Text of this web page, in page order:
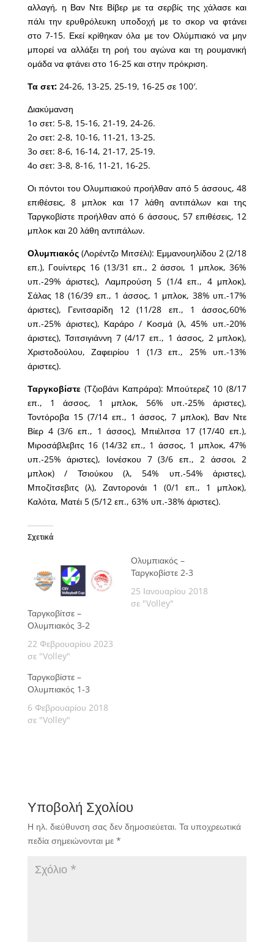
αλλαγή, η Βαν Ντε Βίβερ με τα σερβίς της χάλασε και
πάλι την ερυθρόλευκη υποδοχή με το σκορ να φτάνει
στο 7-15. Εκεί κρίθηκαν όλα με τον Ολύμπιακό να μην
μπορεί να αλλάξει τη ροή του αγώνα και τη ρουμανική
ομάδα να φτάνει στο 16-25 και στην πρόκριση.
Τα σετ:24-26, 13-25, 25-19, 16-25 σε 100′.
Διακύμανση
1ο σετ: 5-8, 15-16, 21-19, 24-26.
2ο σετ: 2-8, 10-16, 11-21, 13-25.
3ο σετ: 8-6, 16-14, 21-17, 25-19.
4ο σετ: 3-8, 8-16, 11-21, 16-25.
Οι πόντοι του Ολυμπιακού προήλθαν από 5 άσσους, 48
επιθέσεις, 8 μπλοκ και 17 λάθη αντιπάλων και της
Ταργκοβίστε προήλθαν από 6 άσσους, 57 επιθέσεις, 12
μπλοκ και 20 λάθη αντιπάλων.
Ολυμπιακός(Λορέντζο Μιτσέλι): Εμμανουηλίδου 2 (2/18
επ.), Γουίντερς 16 (13/31 επ., 2 άσσοι, 1 μπλοκ, 36%
υπ.-29% άριστες), Λαμπρούση 5 (1/4 επ., 4 μπλοκ),
Σάλας 18 (16/39 επ., 1 άσσος, 1 μπλοκ, 38% υπ.-17%
άριστες), Γενιτσαρίδη 12 (11/28 επ., 1 άσσος,60%
υπ.-25% άριστες), Καράρο / Κοσμά (λ, 45% υπ.-20%
άριστες), Τσιτσιγιάννη 7 (4/17 επ., 1 άσσος, 2 μπλοκ),
Χριστοδούλου, Ζαφειρίου 1 (1/3 επ., 25% υπ.-13%
άριστες).
Ταργκοβίστε(Τζιοβάνι Καπράρα): Μπούτερεζ 10 (8/17
επ., 1 άσσος, 1 μπλοκ, 56% υπ.-25% άριστες),
Τοντόροβα 15 (7/14 επ., 1 άσσος, 7 μπλοκ), Βαν Ντε
Βίερ 4 (3/6 επ., 1 άσσος), Μπιέλιτσα 17 (17/40 επ.),
Μιροσάβλεβιτς 16 (14/32 επ., 1 άσσος, 1 μπλοκ, 47%
υπ.-25% άριστες), Ιονέσκου 7 (3/6 επ., 2 άσσοι, 2
μπλοκ) / Τσιούκου (λ, 54% υπ.-54% άριστες),
Μποζίτσεβιτς (λ), Ζαντορονάι 1 (0/1 επ., 1 μπλοκ),
Καλότα, Ματέι 5 (5/12 επ., 63% υπ.-38% άριστες).
Σχετικά
Ταργκοβίτσε –
Ολυμπιακός 3-2
22 Φεβρουαρίου 2023
σε "Volley"
Ολυμπιακός –
Ταργκοβίστε 2-3
25 Ιανουαρίου 2018
σε "Volley"
Ταργκοβίστε –
Ολυμπιακός 1-3
6 Φεβρουαρίου 2018
σε "Volley"
Υποβολή Σχολίου
Η ηλ. διεύθυνση σας δεν δημοσιεύεται. Τα υποχρεωτικά
πεδία σημειώνονται με *